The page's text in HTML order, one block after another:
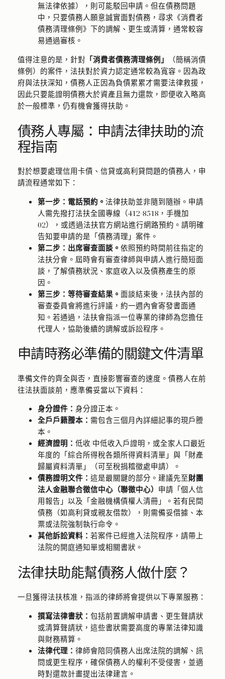
無法律依據），則可能駁回申請。但在債務問題
中，只要債務人願意誠實面對債務，尋求《消費者
債務清理條例》下的調解、更生或清算，通常較容
易通過審核。
值得注意的是，針對 「消費者債務清理條例」
（簡稱消債
條例）的案件，法扶對於資力認定通常較為寬容。因為政
府與法扶深知，債務人正因為負債累累才需要法律救援，
因此只要能證明債務大於資產且無力還款，即便收入略高
於一般標準，仍有機會獲得扶助。
債務人專屬：申請法律扶助的流
程指南
對於想要處理信用卡債、信貸或高利貸問題的債務人，申
請流程通常如下：
第一步：電話預約。 法律扶助並非隨到隨辦。申請
人需先撥打法扶全國專線（412-8518，手機加
02），或透過法扶官方網站進行網路預約。請明確
告知要申請的是「債務清理」案件。
第二步：出席審查面談。 依照預約時間前往指定的
法扶分會。屆時會有審查律師與申請人進行簡短面
談，了解債務狀況、家庭收入以及債務產生的原
因。
第三步：等待審查結果。 面談結束後，法扶內部的
審查委員會將進行評議，約一週內會寄發書面通
知。若通過，法扶會指派一位專業的律師為您擔任
代理人，協助後續的調解或訴訟程序。
申請時務必準備的關鍵文件清單
準備文件的齊全與否，直接影響審查的速度。債務人在前
往法扶面談前，應準備妥當以下資料：
身分證件： 身分證正本。
全戶戶籍謄本： 需包含三個月內詳細記事的現戶謄
本。
經濟證明： 低收/中低收入戶證明，或全家人口最近
年度的「綜合所得稅各類所得資料清單」與「財產
歸屬資料清單」（可至稅捐稽徵處申請）。
債務證明文件： 這是最關鍵的部分。建議先至財團
法人金融聯合徵信中心（聯徵中心） 申請「個人信
用報告」以及「金融機構債權人清冊」。若有民間
債務（如高利貸或親友借款），則需備妥借據、本
票或法院強制執行命令。
其他訴訟資料： 若案件已經進入法院程序，請帶上
法院的開庭通知單或相關書狀。
法律扶助能幫債務人做什麼？
一旦獲得法扶核准，指派的律師將會提供以下專業服務：
撰寫法律書狀： 包括前置調解申請書、更生聲請狀
或清算聲請狀，這些書狀需要高度的專業法律知識
與財務精算。
法律代理： 律師會陪同債務人出席法院的調解、訊
問或更生程序，確保債務人的權利不受侵害，並適
時對還款計畫提出法律建言。